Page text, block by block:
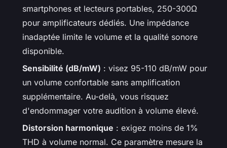
smartphones et lecteurs portables, 250-300Ω
pour amplificateurs dédiés. Une impédance
inadaptée limite le volume et la qualité sonore
disponible.
Sensibilité (dB/mW) : visez 95-110 dB/mW pour
un volume confortable sans amplification
supplémentaire. Au-delà, vous risquez
d'endommager votre audition à volume élevé.
Distorsion harmonique : exigez moins de 1%
THD à volume normal. Ce paramètre mesure la